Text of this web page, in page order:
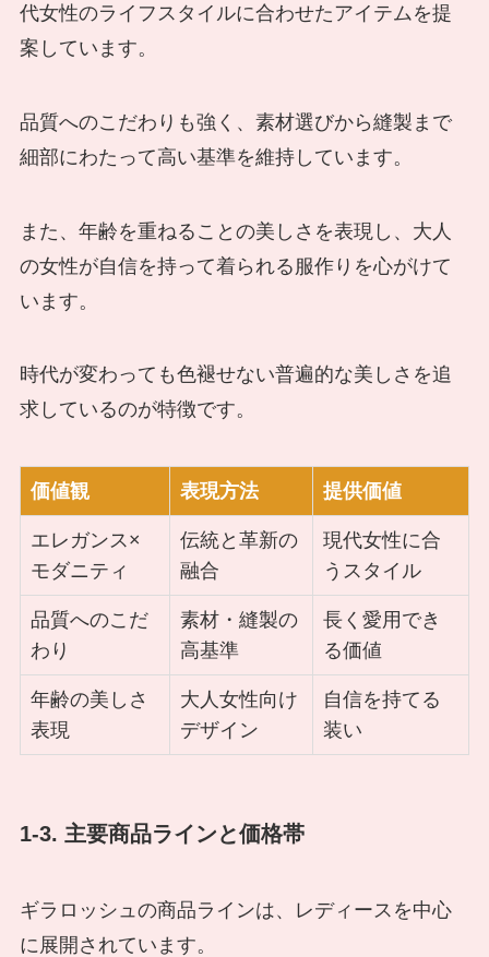
代女性のライフスタイルに合わせたアイテムを提
案しています。
品質へのこだわりも強く、素材選びから縫製まで
細部にわたって高い基準を維持しています。
また、年齢を重ねることの美しさを表現し、大人
の女性が自信を持って着られる服作りを心がけて
います。
時代が変わっても色褪せない普遍的な美しさを追
求しているのが特徴です。
価値観 表現方法 提供価値
エレガンス×
モダニティ
伝統と革新の
融合
現代女性に合
うスタイル
品質へのこだ
わり
素材・縫製の
高基準
長く愛用でき
る価値
年齢の美しさ
表現
大人女性向け
デザイン
自信を持てる
装い
1-3. 主要商品ラインと価格帯
ギラロッシュの商品ラインは、レディースを中心
に展開されています。